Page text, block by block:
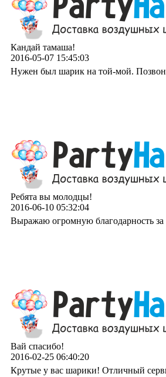
Кандай тамаша!
2016-05-07 15:45:03
Нужен был шарик на той-мой.
Ребята вы молодцы!
2016-06-10 05:32:04
Выражаю огромную благодарность
Вай спасибо!
2016-02-25 06:40:20
Крутые у вас шарики! Отличный